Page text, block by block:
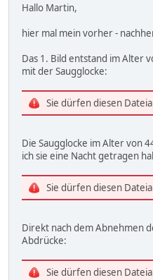
Hallo Martin,
hier mal mein vorher -
Das 1. Bild entstand im Alter
mit der Saugglocke:
Sie dürfen diesen
Die Saugglocke im Alter von
ich sie eine Nacht getragen
Sie dürfen diesen
Direkt nach dem Abnehmen
Abdrücke:
Sie dürfen diesen